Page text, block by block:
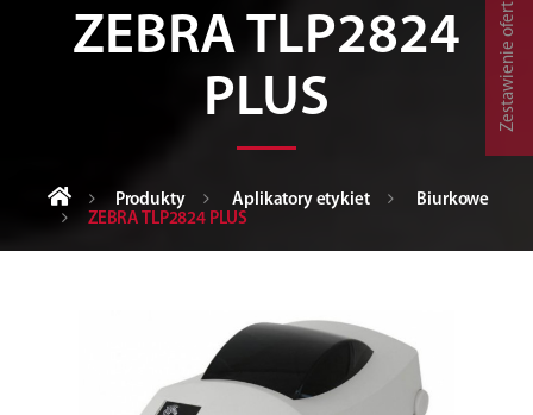
ZEBRA TLP2824
PLUS
Produkty Aplikatory etykiet
Biurkowe
ZEBRA TLP2824 PLUS
Zestawienie ofert